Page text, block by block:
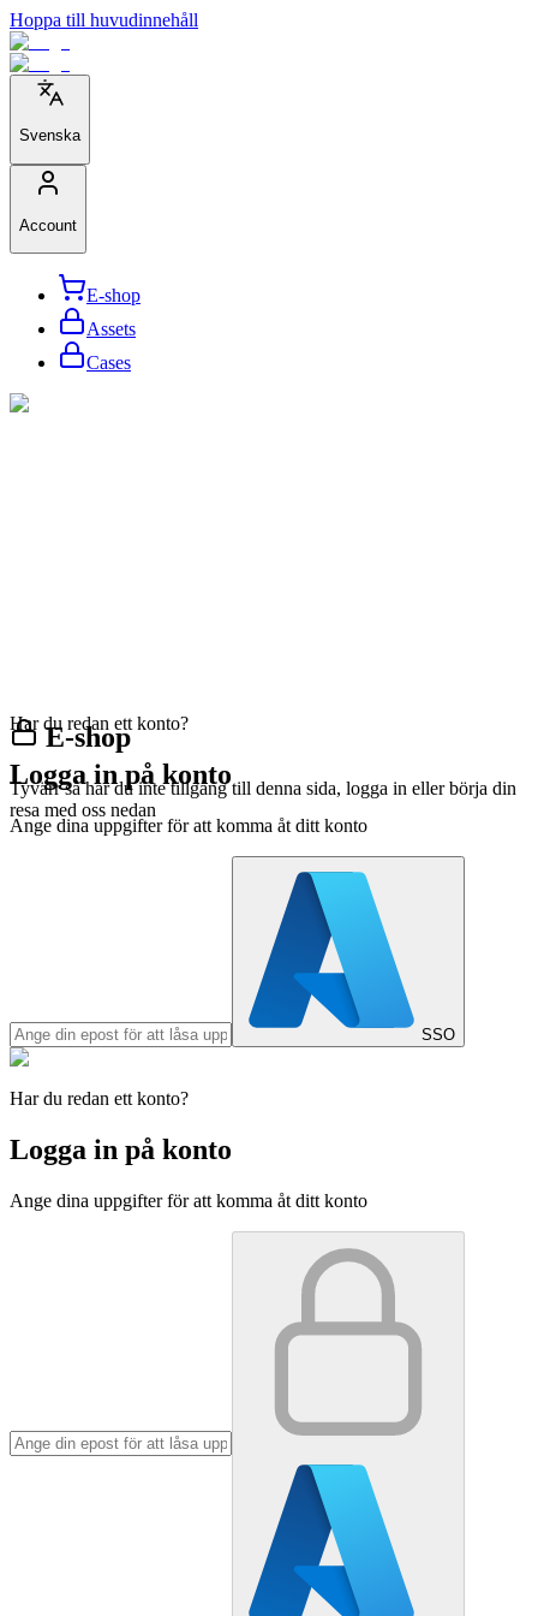
Hoppa till huvudinnehåll
Svenska
Account
E-shop
Assets
Cases
E-shop
Tyvärr så har du inte tillgång till denna sida, logga in eller börja din
resa med oss nedan
Har du redan ett konto?
Logga in på konto
Ange dina uppgifter för att komma åt ditt konto
SSO
Har du redan ett konto?
Logga in på konto
Ange dina uppgifter för att komma åt ditt konto